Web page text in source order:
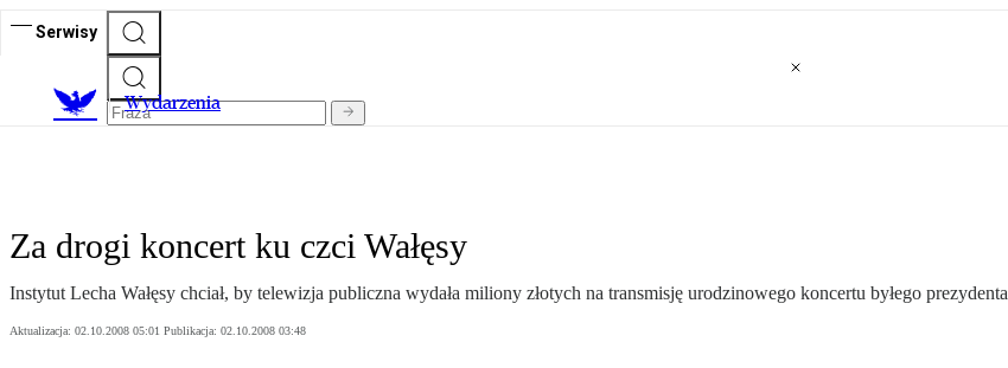
Serwisy
Wydarzenia
Za drogi koncert ku czci Wałęsy
Instytut Lecha Wałęsy chciał, by telewizja publiczna wydała miliony złotych na transmisję urodzinowego koncertu byłego prezydenta
Aktualizacja: 02.10.2008 05:01 Publikacja: 02.10.2008 03:48